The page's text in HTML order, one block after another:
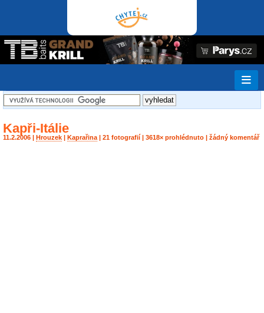
Kapři-Itálie
11.2.2006 | Hrouzek Kaprařina | 21 fotografií | 3618× prohlédnuto | žádný komentář